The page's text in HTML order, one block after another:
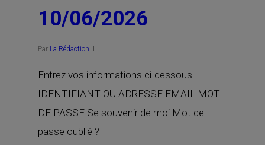
10/06/2026
Par La Rédaction
Entrez vos informations ci-dessous.
IDENTIFIANT OU ADRESSE EMAIL MOT
DE PASSE Se souvenir de moi Mot de
passe oublié ?